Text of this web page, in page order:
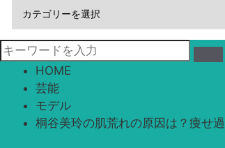
HOME
芸能
モデル
桐谷美玲の肌荒れの原因は？痩せ